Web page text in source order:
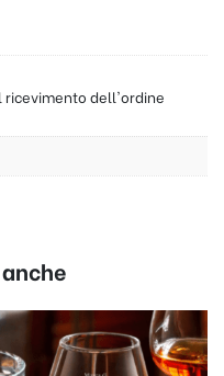
ricevimento dell'ordine